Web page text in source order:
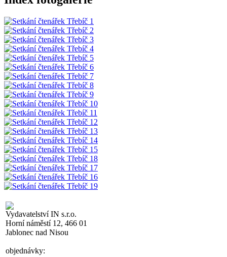
Vydavatelství IN s.r.o.
Horní náměstí 12, 466 01
Jablonec nad Nisou
objednávky: